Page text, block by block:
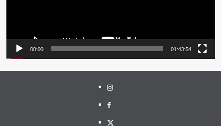
00:00 01:43:54
Instagram
Facebook
Twitter